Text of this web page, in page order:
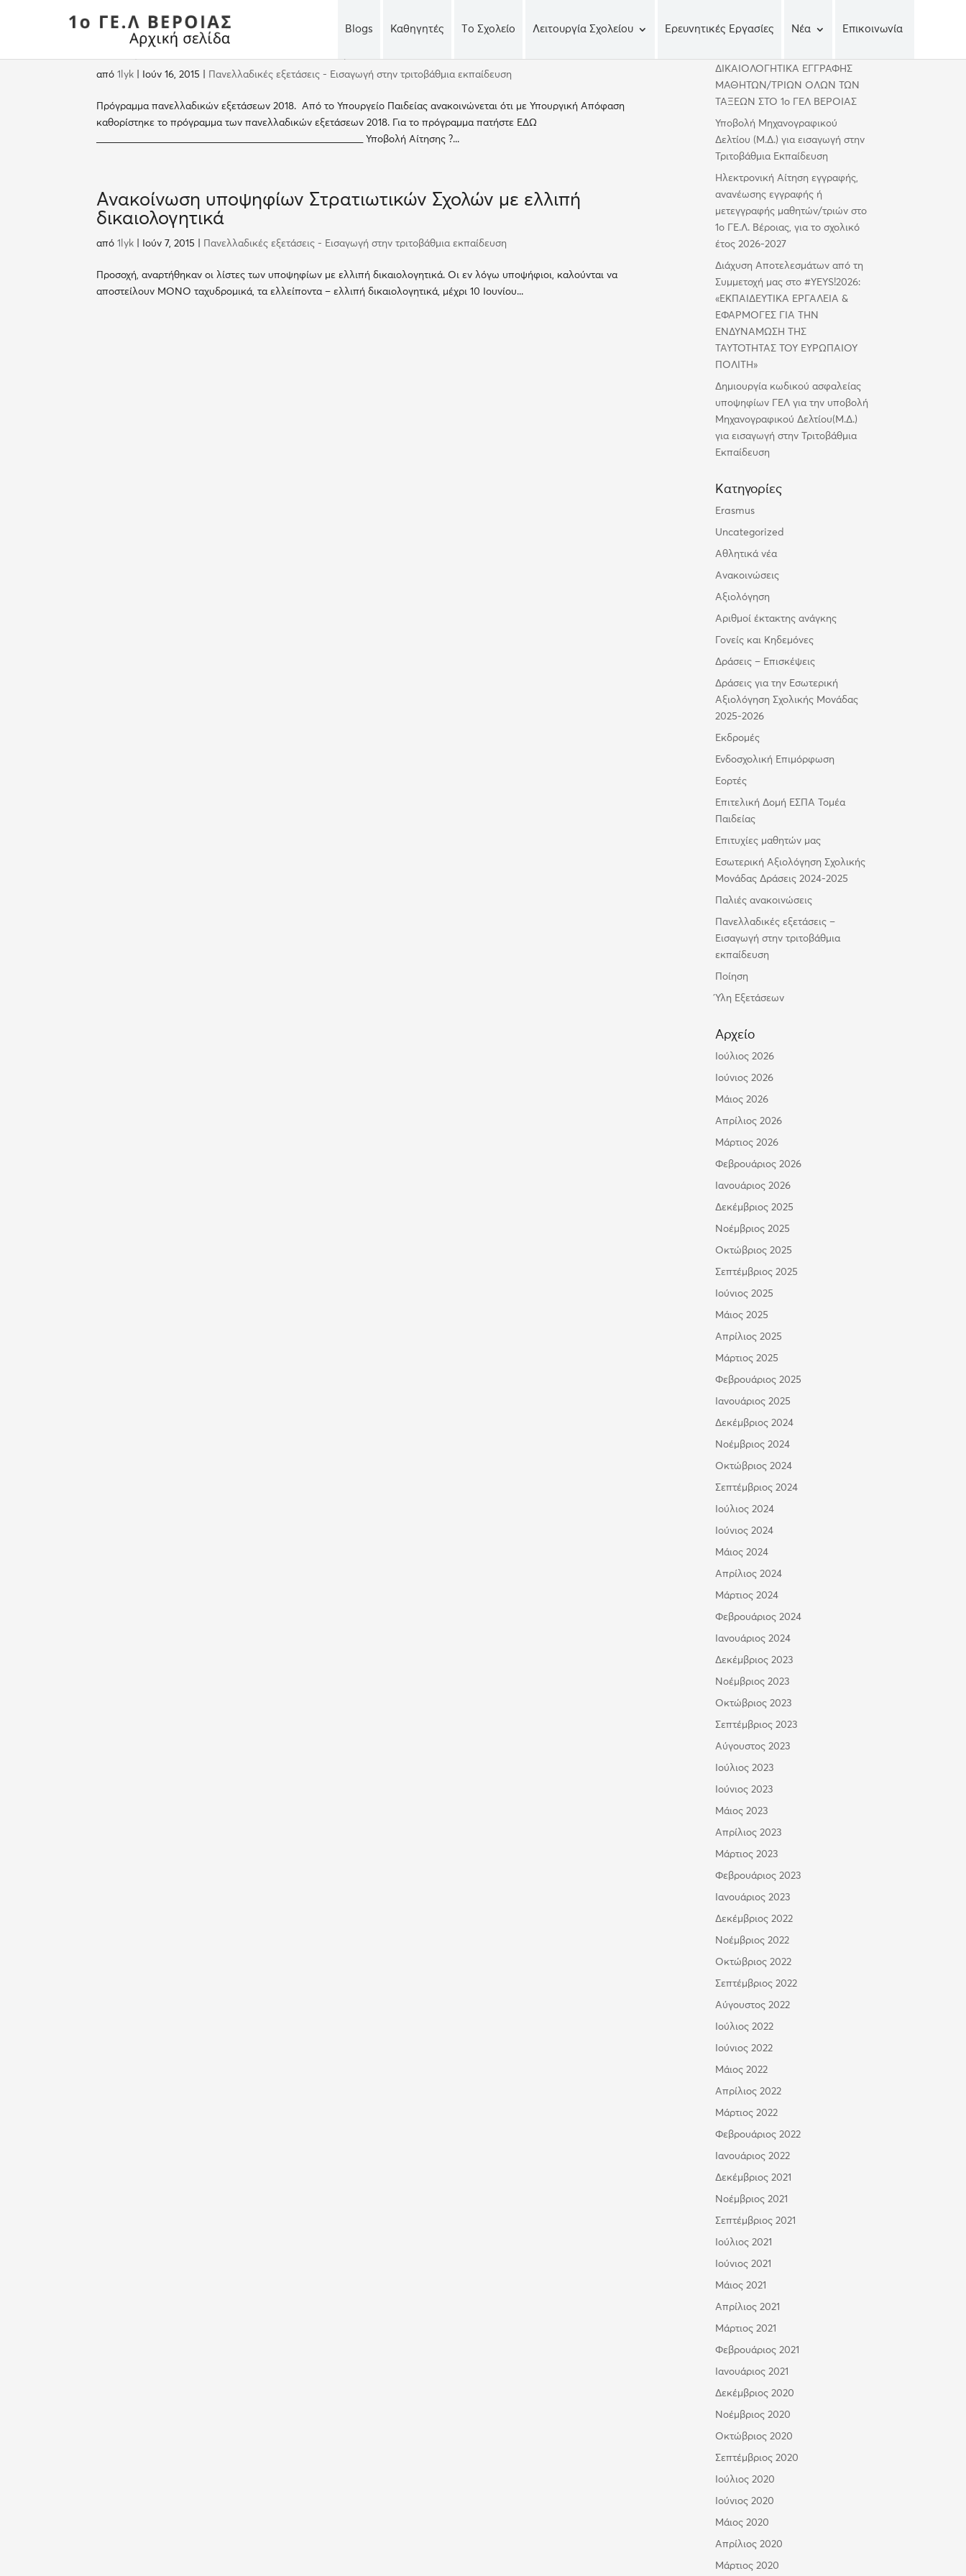
Blogs Καθηγητές Tο Σχολείο Λειτουργία Σχολείου Ερευνητικές Εργασίες Νέα Επικοινωνία
Πρόγραμμα πανελλαδικών εξετάσεων 2018
από1lyk Ιούν 16, 2015 Πανελλαδικές εξετάσεις - Εισαγωγή στην τριτοβάθμια εκπαίδευση
Πρόγραμμα πανελλαδικών εξετάσεων 2018. Από το Υπουργείο Παιδείας ανακοινώνεται ότι με Υπουργική Απόφαση
καθορίστηκε το πρόγραμμα των πανελλαδικών εξετάσεων 2018. Για το πρόγραμμα πατήστε ΕΔΩ
_____________________________________________________ Υποβολή Αίτησης ?...
Ανακοίνωση υποψηφίων Στρατιωτικών Σχολών με ελλιπή
δικαιολογητικά
από1lyk Ιούν 7, 2015 Πανελλαδικές εξετάσεις - Εισαγωγή στην τριτοβάθμια εκπαίδευση
Προσοχή, αναρτήθηκαν οι λίστες των υποψηφίων με ελλιπή δικαιολογητικά. Οι εν λόγω υποψήφιοι, καλούνται να
αποστείλουν ΜΟΝΟ ταχυδρομικά, τα ελλείποντα – ελλιπή δικαιολογητικά, μέχρι 10 Ιουνίου...
ΔΙΚΑΙΟΛΟΓΗΤΙΚΑ ΕΓΓΡΑΦΗΣ
ΜΑΘΗΤΩΝ/ΤΡΙΩΝ ΟΛΩΝ ΤΩΝ
ΤΑΞΕΩΝ ΣΤΟ 1ο ΓΕΛ ΒΕΡΟΙΑΣ
Υποβολή Μηχανογραφικού
Δελτίου (Μ.Δ.) για εισαγωγή στην
Τριτοβάθμια Εκπαίδευση
Ηλεκτρονική Αίτηση εγγραφής,
ανανέωσης εγγραφής ή
μετεγγραφής μαθητών/τριών στο
1ο ΓΕ.Λ. Βέροιας, για το σχολικό
έτος 2026-2027
Διάχυση Αποτελεσμάτων από τη
Συμμετοχή μας στο #YEYS!2026:
«ΕΚΠΑΙΔΕΥΤΙΚΑ ΕΡΓΑΛΕΙΑ &
ΕΦΑΡΜΟΓΕΣ ΓΙΑ ΤΗΝ
ΕΝΔΥΝΑΜΩΣΗ ΤΗΣ
ΤΑΥΤΟΤΗΤΑΣ ΤΟΥ ΕΥΡΩΠΑΙΟΥ
ΠΟΛΙΤΗ»
Δημιουργία κωδικού ασφαλείας
υποψηφίων ΓΕΛ για την υποβολή
Μηχανογραφικού Δελτίου(Μ.Δ.)
για εισαγωγή στην Τριτοβάθμια
Εκπαίδευση
Kατηγορίες
Erasmus
Uncategorized
Αθλητικά νέα
Ανακοινώσεις
Αξιολόγηση
Αριθμοί έκτακτης ανάγκης
Γονείς και Κηδεμόνες
Δράσεις – Επισκέψεις
Δράσεις για την Εσωτερική
Αξιολόγηση Σχολικής Μονάδας
2025-2026
Εκδρομές
Ενδοσχολική Επιμόρφωση
Εορτές
Επιτελική Δομή ΕΣΠΑ Τομέα
Παιδείας
Επιτυχίες μαθητών μας
Εσωτερική Αξιολόγηση Σχολικής
Μονάδας Δράσεις 2024-2025
Παλιές ανακοινώσεις
Πανελλαδικές εξετάσεις –
Εισαγωγή στην τριτοβάθμια
εκπαίδευση
Ποίηση
Ύλη Εξετάσεων
Αρχείο
Ιούλιος 2026
Ιούνιος 2026
Μάιος 2026
Απρίλιος 2026
Μάρτιος 2026
Φεβρουάριος 2026
Ιανουάριος 2026
Δεκέμβριος 2025
Νοέμβριος 2025
Οκτώβριος 2025
Σεπτέμβριος 2025
Ιούνιος 2025
Μάιος 2025
Απρίλιος 2025
Μάρτιος 2025
Φεβρουάριος 2025
Ιανουάριος 2025
Δεκέμβριος 2024
Νοέμβριος 2024
Οκτώβριος 2024
Σεπτέμβριος 2024
Ιούλιος 2024
Ιούνιος 2024
Μάιος 2024
Απρίλιος 2024
Μάρτιος 2024
Φεβρουάριος 2024
Ιανουάριος 2024
Δεκέμβριος 2023
Νοέμβριος 2023
Οκτώβριος 2023
Σεπτέμβριος 2023
Αύγουστος 2023
Ιούλιος 2023
Ιούνιος 2023
Μάιος 2023
Απρίλιος 2023
Μάρτιος 2023
Φεβρουάριος 2023
Ιανουάριος 2023
Δεκέμβριος 2022
Νοέμβριος 2022
Οκτώβριος 2022
Σεπτέμβριος 2022
Αύγουστος 2022
Ιούλιος 2022
Ιούνιος 2022
Μάιος 2022
Απρίλιος 2022
Μάρτιος 2022
Φεβρουάριος 2022
Ιανουάριος 2022
Δεκέμβριος 2021
Νοέμβριος 2021
Σεπτέμβριος 2021
Ιούλιος 2021
Ιούνιος 2021
Μάιος 2021
Απρίλιος 2021
Μάρτιος 2021
Φεβρουάριος 2021
Ιανουάριος 2021
Δεκέμβριος 2020
Νοέμβριος 2020
Οκτώβριος 2020
Σεπτέμβριος 2020
Ιούλιος 2020
Ιούνιος 2020
Μάιος 2020
Απρίλιος 2020
Μάρτιος 2020